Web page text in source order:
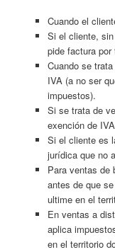
Cuando el
Si el cliente,
pide factura
Cuando se
IVA (a no ser
impuestos).
Si se trata de
exención de
Si el cliente es
jurídica que no
Para ventas de
antes de que
ultime en el
En ventas a
aplica
en el territorio